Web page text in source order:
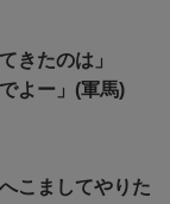
きたのは」
よー」(軍馬)
こましてやりた